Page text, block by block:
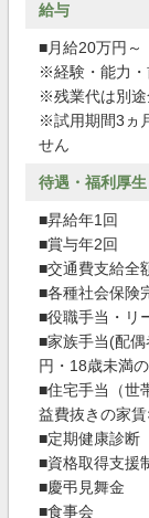
給与
■月給20万円～
※経験・能力・
※残業代は別
※試用期間3ヵ
せん
待遇・福利厚生
■昇給年1回
■賞与年2回
■交通費支給全
■各種社会保険
■役職手当・リ
■家族手当(配
円・18歳未満
■住宅手当（世
益費抜きの家賃
■定期健康診断
■資格取得支援
■慶弔見舞金
■食事会